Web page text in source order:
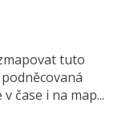
tuto
čase i na map...